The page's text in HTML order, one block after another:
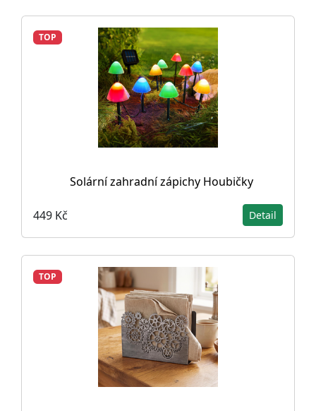
TOP
Solární zahradní zápichy Houbičky
449 Kč Detail
TOP